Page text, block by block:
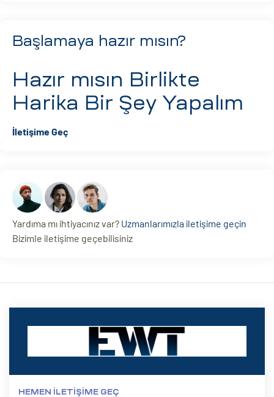
Başlamaya hazır mısın?
Hazır mısın Birlikte
Harika Bir Şey Yapalım
İletişime Geç
Yardıma mı ihtiyacınız var? Uzmanlarımızla iletişime geçin
Bizimle iletişime geçebilisiniz
HEMEN İLETIŞIME GEÇ